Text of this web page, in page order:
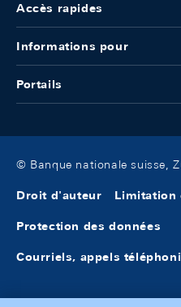
Accès rapides
Informations pour
Portails
© Banque nationale suisse,
Droit d'auteur Limitation
Protection des données
Courriels, appels